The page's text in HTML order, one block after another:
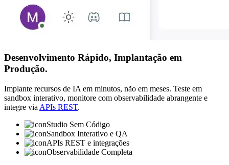
Desenvolvimento Rápido, Implantação em
Produção.
Implante recursos de IA em minutos, não em meses. Teste em
sandbox interativo, monitore com observabilidade abrangente e
integre via APIs REST.
Studio Sem Código
Sandbox Interativo e QA
APIs REST e integrações
Observabilidade Completa